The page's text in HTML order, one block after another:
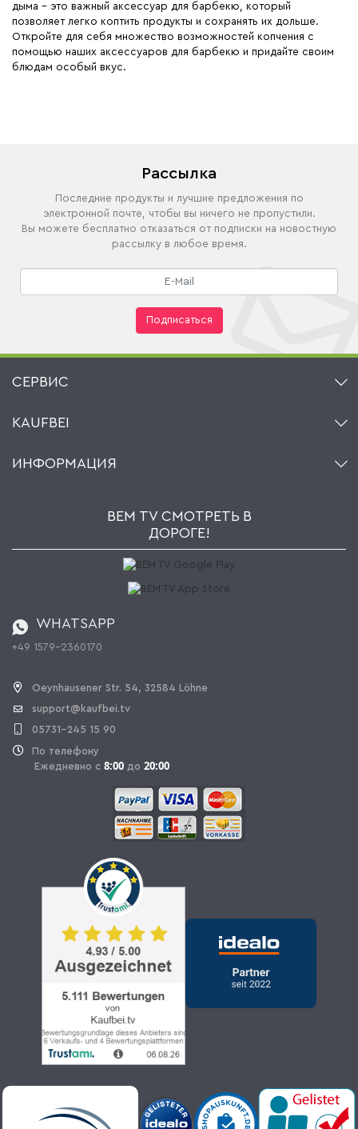
дыма - это важный аксессуар для барбекю, который
позволяет легко коптить продукты и сохранять их дольше.
Откройте для себя множество возможностей копчения с
помощью наших аксессуаров для барбекю и придайте своим
блюдам особый вкус.
Рассылка
Последние продукты и лучшие предложения по
электронной почте, чтобы вы ничего не пропустили.
Вы можете бесплатно отказаться от подписки на новостную
рассылку в любое время.
Подписаться
СЕРВИС
Корзина
Мой список желаний
KAUFBEI
Ритейлеры и Производители
Партнерская программа
ИНФОРМАЦИЯ
Политика конфиденциальности
Оплата и Доставка
BEM TV СМОТРЕТЬ В
ДОРОГЕ!
WHATSAPP
+49 1579-2360170
Oeynhausener Str. 54, 32584 Löhne
support@kaufbei.tv
05731-245 15 90
По телефону
Ежедневно с 8:00 до 20:00